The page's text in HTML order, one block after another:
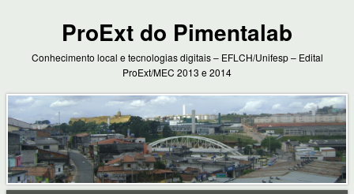
ProExt do Pimentalab
Conhecimento local e tecnologias digitais – EFLCH/Unifesp – Edital
ProExt/MEC 2013 e 2014